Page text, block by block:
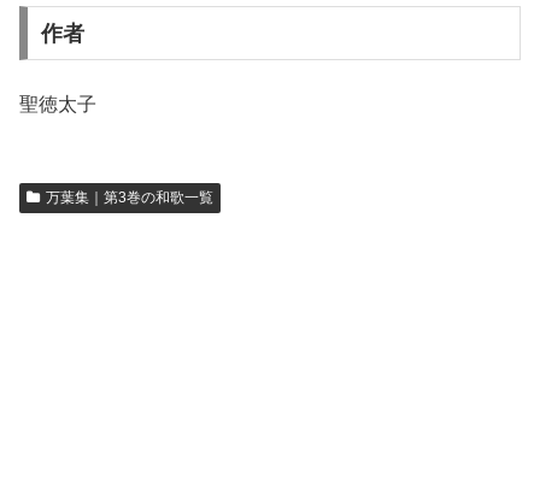
作者
聖徳太子
万葉集｜第3巻の和歌一覧